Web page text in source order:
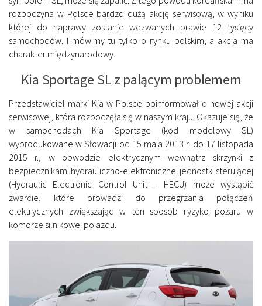
rozpoczyna w Polsce bardzo dużą akcję serwisową, w wyniku
której do naprawy zostanie wezwanych prawie 12 tysięcy
samochodów. I mówimy tu tylko o rynku polskim, a akcja ma
charakter międzynarodowy.
Kia Sportage SL z palącym problemem
Przedstawiciel marki Kia w Polsce poinformował o nowej akcji
serwisowej, która rozpoczęła się w naszym kraju. Okazuje się, że
w samochodach Kia Sportage (kod modelowy SL)
wyprodukowane w Słowacji od 15 maja 2013 r. do 17 listopada
2015 r., w obwodzie elektrycznym wewnątrz skrzynki z
bezpiecznikami hydrauliczno-elektronicznej jednostki sterującej
(Hydraulic Electronic Control Unit – HECU) może wystąpić
zwarcie, które prowadzi do przegrzania połączeń
elektrycznych zwiększając w ten sposób ryzyko pożaru w
komorze silnikowej pojazdu.